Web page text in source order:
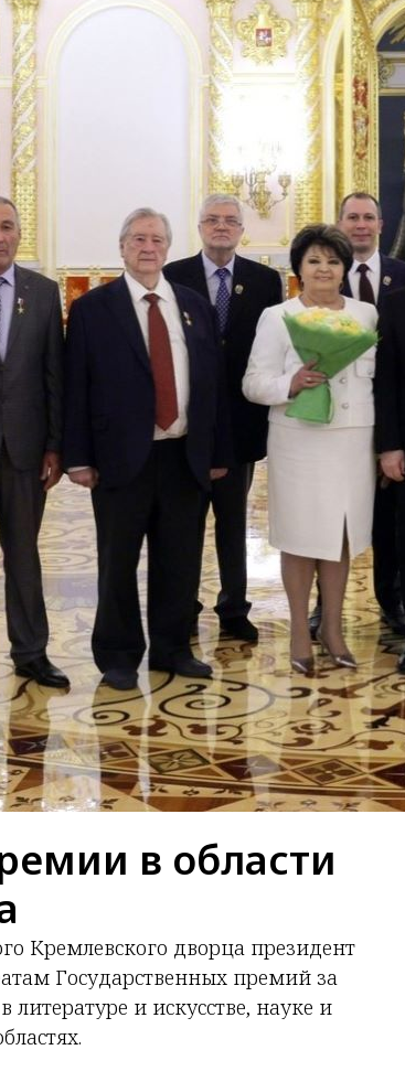
в области
Кремлевского дворца президент
Государственных премий за
и искусстве, науке и